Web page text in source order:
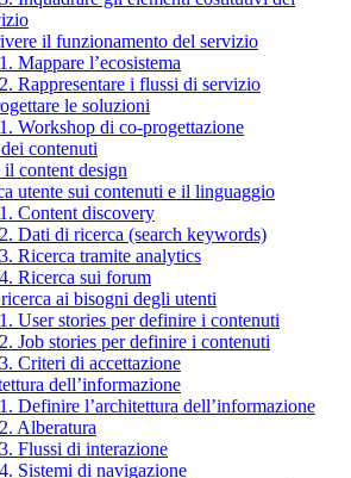
il funzionamento del servizio
Mappare l’ecosistema
Rappresentare i flussi di servizio
le soluzioni
Workshop di co-progettazione
contenuti
il content design
utente sui contenuti e il linguaggio
Content discovery
Dati di ricerca (search keywords)
Ricerca tramite analytics
Ricerca sui forum
ai bisogni degli utenti
User stories per definire i contenuti
Job stories per definire i contenuti
Criteri di accettazione
dell’informazione
Definire l’architettura dell’informazione
Alberatura
Flussi di interazione
Sistemi di navigazione